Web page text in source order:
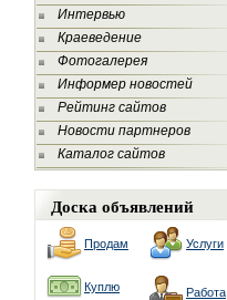
Интервью
Краеведение
Фотогалерея
Информер новостей
Рейтинг сайтов
Новости партнеров
Каталог сайтов
Доска объявлений
Продам Услуги
Куплю Работа